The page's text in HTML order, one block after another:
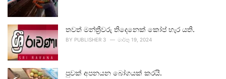
තවත් මන්ත්‍රීවරු තිදෙනෙක් කෝප් හැර යති.
BY PUBLISHER 3 මාර්තු 19, 2024
පුවක් අපනයන බෝගයක් කරයි.